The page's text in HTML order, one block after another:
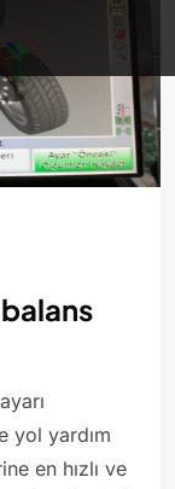
yol yardım
en hızlı ve